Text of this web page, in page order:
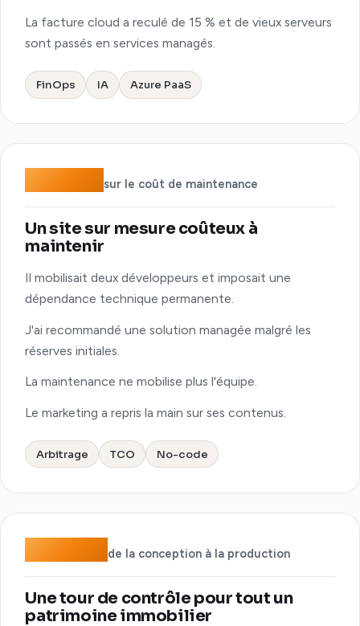
La facture cloud a reculé de 15 % et de vieux serveurs
sont passés en services managés.
FinOps IA Azure PaaS
sur le coût de maintenance
Un site sur mesure coûteux à
maintenir
Il mobilisait deux développeurs et imposait une
dépendance technique permanente.
J'ai recommandé une solution managée malgré les
réserves initiales.
La maintenance ne mobilise plus l'équipe.
Le marketing a repris la main sur ses contenus.
Arbitrage TCO No-code
de la conception à la production
Une tour de contrôle pour tout un
patrimoine immobilier